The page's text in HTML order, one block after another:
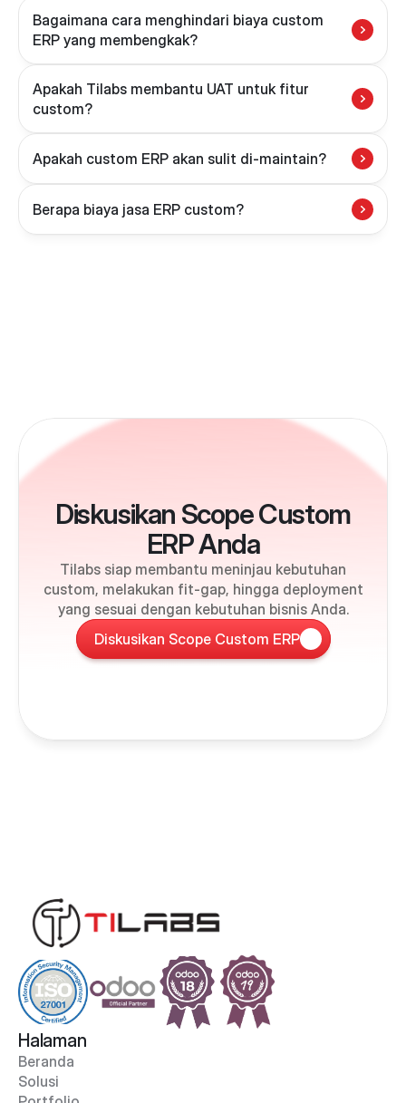
Bagaimana cara menghindari biaya custom
Apakah Tilabs membantu UAT untuk fitur
Berapa biaya jasa ERP custom?
Diskusikan Scope Custom
ERP Anda
Tilabs siap membantu meninjau kebutuhan
custom, melakukan fit-gap, hingga deployment
yang sesuai dengan kebutuhan bisnis Anda.
Diskusikan Scope Custom ERP
Halaman
Beranda
Solusi